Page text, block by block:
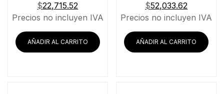
$22,715.52
Precios no incluyen IVA
AÑADIR AL CARRITO
$52,033.62
Precios no incluyen IVA
AÑADIR AL CARRITO